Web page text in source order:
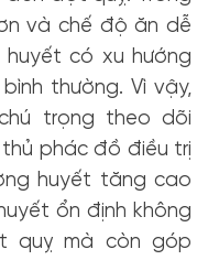
và chế độ ăn dễ
có xu hướng
thường. Vì vậy,
trọng theo dõi
phác đồ điều trị
huyết tăng cao
ổn định không
quỵ mà còn góp